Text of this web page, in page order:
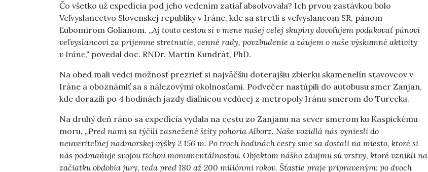
Čo všetko už expedícia pod jeho vedením zatiaľ absolvovala? Ich prvou zastávkou bolo
Veľvyslanectvo Slovenskej republiky v Iráne, kde sa stretli s veľvyslancom SR, pánom
Ľubomírom Golianom. „Aj touto cestou si v mene našej celej skupiny dovoľujem poďakovať pánovi
veľvyslancovi za príjemne stretnutie, cenné rady, povzbudenie a záujem o naše výskumné aktivity
v Iráne,“ povedal doc. RNDr. Martin Kundrát, PhD.
Na obed mali vedci možnosť prezrieť si najväčšiu doterajšiu zbierku skamenelín stavovcov v
Iráne a oboznámiť sa s nálezovými okolnosťami. Podvečer nastúpili do autobusu smer Zanjan,
kde dorazili po 4 hodinách jazdy diaľnicou vedúcej z metropoly Iránu smerom do Turecka.
Na druhý deň ráno sa expedícia vydala na cestu zo Zanjanu na sever smerom ku Kaspickému
moru. „Pred nami sa týčili zasnežené štíty pohoria Alborz. Naše vozidlá nás vyniesli do
neuveriteľnej nadmorskej výšky 2 156 m. Po troch hodinách cesty sme sa dostali na miesto, ktoré si
nás podmaňuje svojou tichou monumentálnosťou. Objektom nášho záujmu sú vrstvy, ktoré vznikli na
začiatku obdobia jury, teda pred 180 až 200 miliónmi rokov. Šťastie praje pripraveným: po dvoch